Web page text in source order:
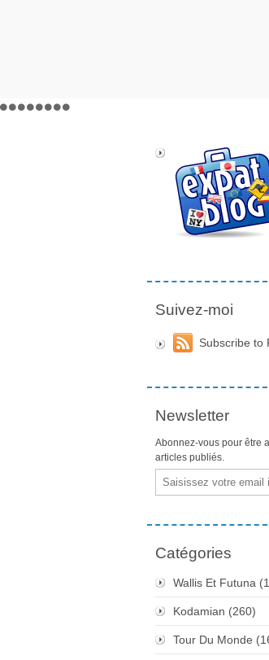
Suivez-moi
Subscribe to
Newsletter
Abonnez-vous pour être
articles publiés.
Email
Catégories
Wallis Et Futuna
Kodamian (260)
Tour Du Monde